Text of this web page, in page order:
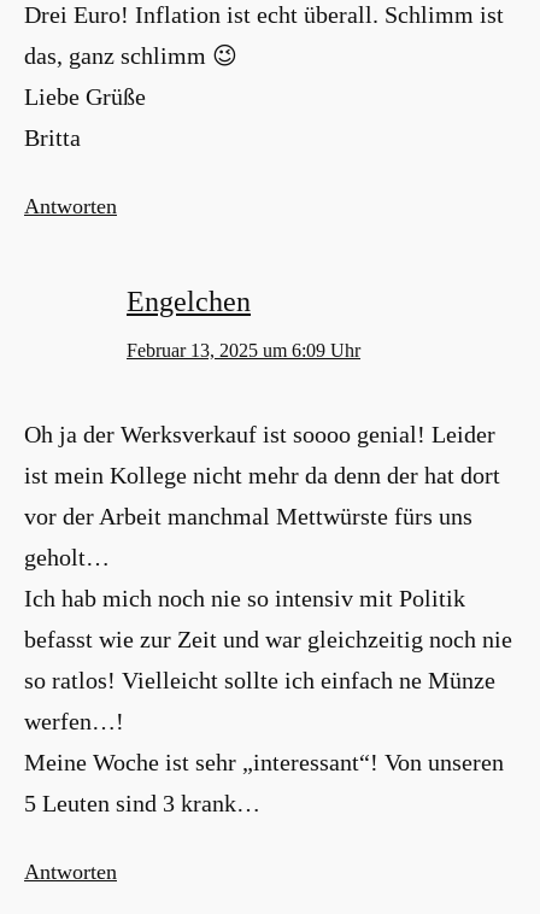
Drei Euro! Inflation ist echt überall. Schlimm ist
das, ganz schlimm 😉
Liebe Grüße
Britta
Antworten
Engelchen
Februar 13, 2025 um 6:09 Uhr
Oh ja der Werksverkauf ist soooo genial! Leider
ist mein Kollege nicht mehr da denn der hat dort
vor der Arbeit manchmal Mettwürste fürs uns
geholt…
Ich hab mich noch nie so intensiv mit Politik
befasst wie zur Zeit und war gleichzeitig noch nie
so ratlos! Vielleicht sollte ich einfach ne Münze
werfen…!
Meine Woche ist sehr „interessant“! Von unseren
5 Leuten sind 3 krank…
Antworten